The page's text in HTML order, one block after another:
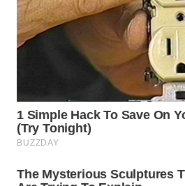
WN
LANGKAT
SELATAN
WN